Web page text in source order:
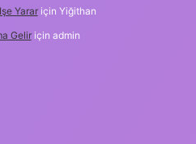
Yarariçin Yiğithan
Geliriçin admin